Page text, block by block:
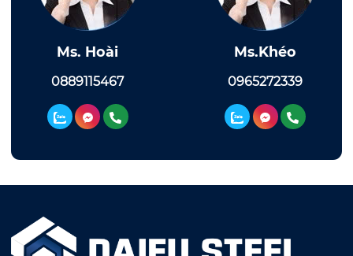
Ms. Hoài
0889115467
Ms.Khéo
0965272339